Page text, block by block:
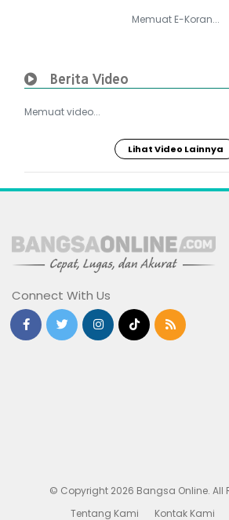
Memuat E-Koran...
Berita Video
Memuat video...
Lihat Video Lainnya
Connect With Us
© Copyright 2026 Bangsa Online. All
Tentang Kami
Kontak Kami